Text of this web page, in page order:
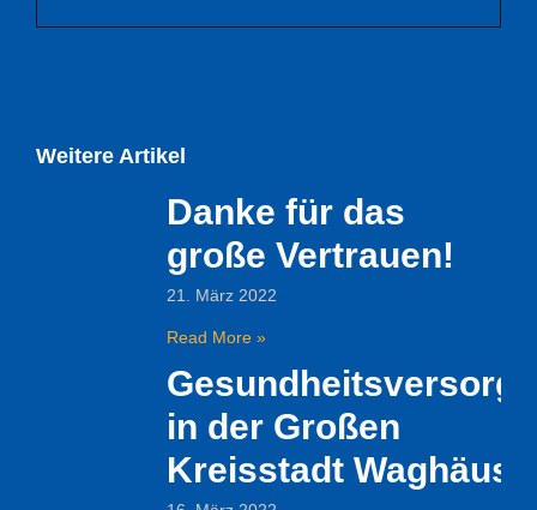
Weitere Artikel
Danke für das
große Vertrauen!
21. März 2022
Read More »
in der Großen
Kreisstadt